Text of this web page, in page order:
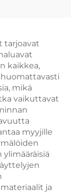
tarjoavat
kaikkea,
mikä
vaikuttavat
myyjille
ja